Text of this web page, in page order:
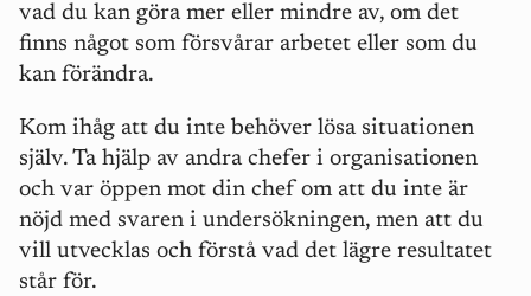
vad du kan göra mer eller mindre av, om det
finns något som försvårar arbetet eller som du
kan förändra.
Kom ihåg att du inte behöver lösa situationen
själv. Ta hjälp av andra chefer i organisationen
och var öppen mot din chef om att du inte är
nöjd med svaren i undersökningen, men att du
vill utvecklas och förstå vad det lägre resultatet
står för.